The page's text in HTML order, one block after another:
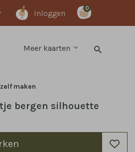
Inloggen
0
Meer kaarten
maken
bergen silhouette